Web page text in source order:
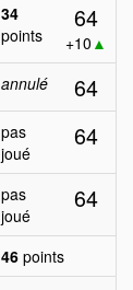
34
points
64
+10 ▲
annulé 64
pas
joué
64
pas
joué
64
46 points